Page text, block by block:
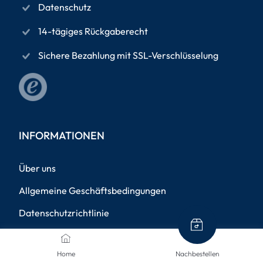
Home Nachbestellen
Datenschutz
14-tägiges Rückgaberecht
Sichere Bezahlung mit SSL-Verschlüsselung
INFORMATIONEN
Über uns
Allgemeine Geschäftsbedingungen
Datenschutzrichtlinie
Impressum
Versandinformationen